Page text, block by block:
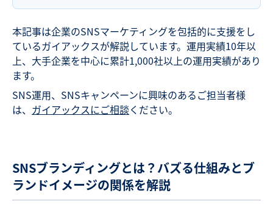
本記事は企業のSNSマーケティングを包括的に支援をし
ているガイアックスが解説しています。運用実績10年以
上、大手企業を中心に累計1,000社以上の運用実績があり
ます。
SNS運用、SNSキャンペーンに興味のあるご担当者様
は、 ガイアックスにご相談ください。
SNSブランディングとは？バズる仕組みとブ
ランドイメージの関係を解説